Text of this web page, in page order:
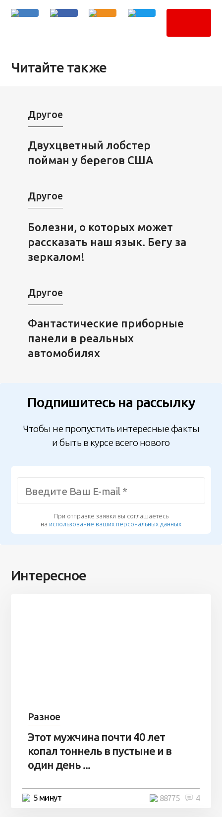
Читайте также
Другое
Двухцветный лобстер
пойман у берегов США
Другое
Болезни, о которых может
рассказать наш язык. Бегу за
зеркалом!
Другое
Фантастические приборные
панели в реальных
автомобилях
Подпишитесь на рассылку
Чтобы не пропустить интересные факты
и быть в курсе всего нового
При отправке заявки вы соглашаетесь
на использование ваших персональных данных
Интересное
Разное
Этот мужчина почти 40 лет
копал тоннель в пустыне и в
один день ...
5 минут 4
88775